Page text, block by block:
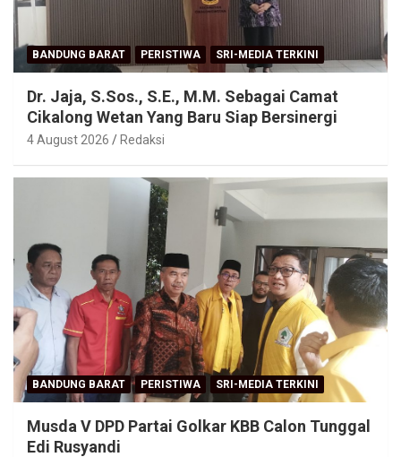
BANDUNG BARAT PERISTIWA SRI-MEDIA TERKINI
Dr. Jaja, S.Sos., S.E., M.M. Sebagai Camat
Cikalong Wetan Yang Baru Siap Bersinergi
4 August 2026 Redaksi
BANDUNG BARAT PERISTIWA SRI-MEDIA TERKINI
Musda V DPD Partai Golkar KBB Calon Tunggal
Edi Rusyandi